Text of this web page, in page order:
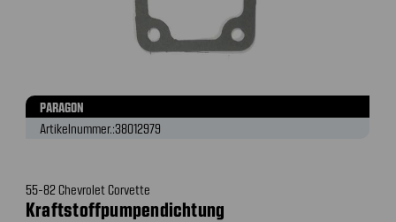
PARAGON
Artikelnummer.:38012979
55-82 Chevrolet Corvette
Kraftstoffpumpendichtung